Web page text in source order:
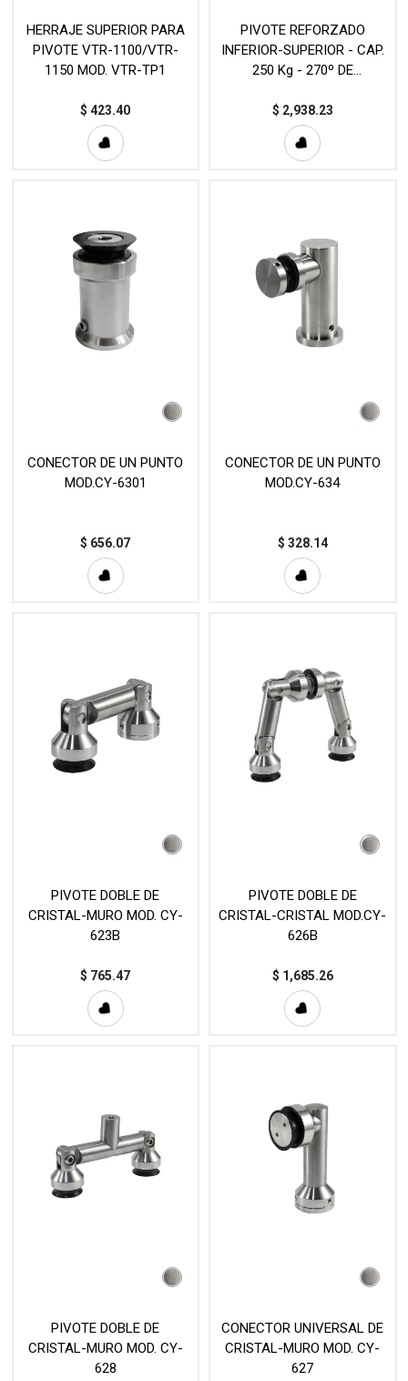
HERRAJE SUPERIOR PARA
PIVOTE VTR-1100/VTR-
1150 MOD. VTR-TP1
$423.40
PIVOTE REFORZADO
INFERIOR-SUPERIOR - CAP.
250 Kg - 270º DE
VTR-017
$ 2,938.23
CONECTOR DE UN PUNTO
MOD.CY-6301
$ 656.07
CONECTOR DE UN PUNTO
MOD.CY-634
$ 328.14
PIVOTE DOBLE DE
CRISTAL-MURO MOD. CY-
623B
$ 765.47
PIVOTE DOBLE DE
CRISTAL-CRISTAL MOD.CY-
626B
$ 1,685.26
PIVOTE DOBLE DE
CRISTAL-MURO MOD. CY-
628
CONECTOR UNIVERSAL DE
CRISTAL-MURO MOD. CY-
627